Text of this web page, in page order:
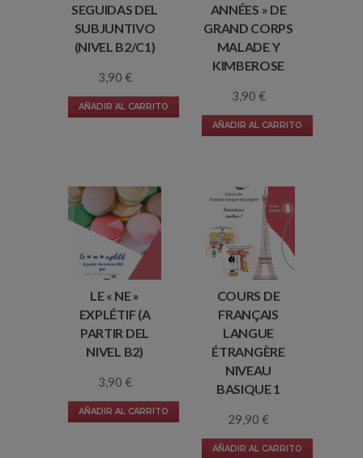
SEGUIDAS DEL
SUBJUNTIVO
(NIVEL B2/C1)
3,90 €
AÑADIR AL CARRITO
ANNÉES » DE
GRAND CORPS
MALADE Y
KIMBEROSE
3,90 €
AÑADIR AL CARRITO
LE « NE »
EXPLÉTIF (A
PARTIR DEL
NIVEL B2)
3,90 €
AÑADIR AL CARRITO
COURS DE
FRANÇAIS
LANGUE
ÉTRANGÈRE
NIVEAU
BASIQUE 1
29,90 €
AÑADIR AL CARRITO